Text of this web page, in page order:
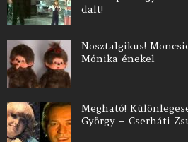
dalt!
Nosztalgikus!
Mónika énekel
Megható!
György – Cserháti